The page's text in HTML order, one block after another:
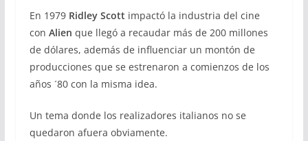
En 1979 Ridley Scott impactó la industria del cine
con Alien que llegó a recaudar más de 200 millones
de dólares, además de influenciar un montón de
producciones que se estrenaron a comienzos de los
años ´80 con la misma idea.
Un tema donde los realizadores italianos no se
quedaron afuera obviamente.